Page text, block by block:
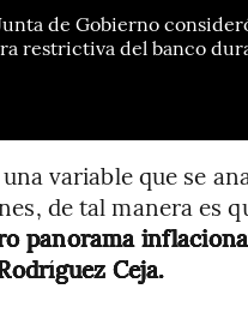
de Gobierno
restrictiva del banco
variable que se
de tal manera es
panorama
Ceja.